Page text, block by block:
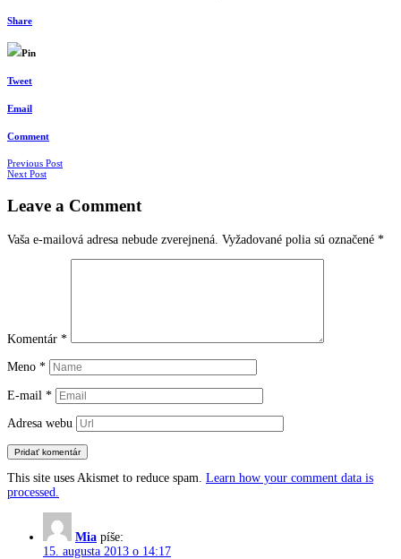
Share
Pin
Tweet
Email
Comment
Navigácia
článkoch
Previous Post
Next Post
Leave a Comment
Vaša e-mailová adresa nebude zverejnená. Vyžadované polia sú označené *
Komentár *
Meno *
E-mail *
Adresa webu
This site uses Akismet to reduce spam. Learn how your comment data is
processed.
Mia píše:
15. augusta 2013 o 14:17